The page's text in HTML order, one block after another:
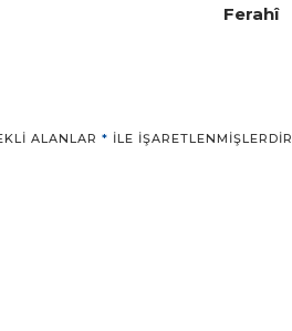
Ferahî
ALANLAR * ILE IŞARETLENMIŞLERDIR